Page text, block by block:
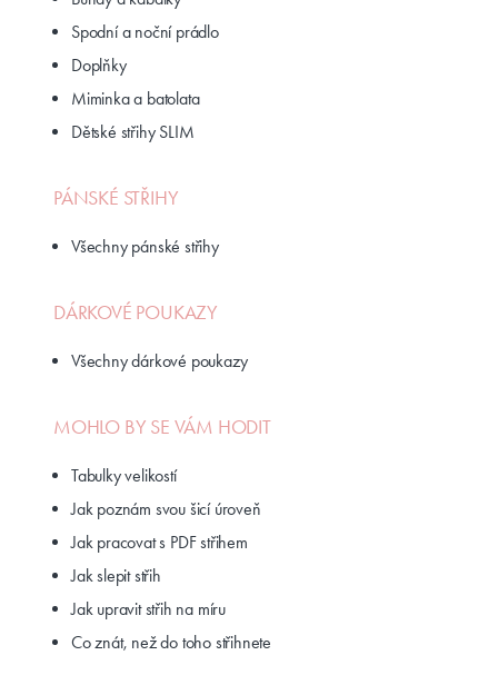
Spodní a noční prádlo
Doplňky
Miminka a batolata
Dětské střihy SLIM
PÁNSKÉ STŘIHY
Všechny pánské střihy
DÁRKOVÉ POUKAZY
Všechny dárkové poukazy
MOHLO BY SE VÁM HODIT
Tabulky velikostí
Jak poznám svou šicí úroveň
Jak pracovat s PDF střihem
Jak slepit střih
Jak upravit střih na míru
Co znát, než do toho střihnete